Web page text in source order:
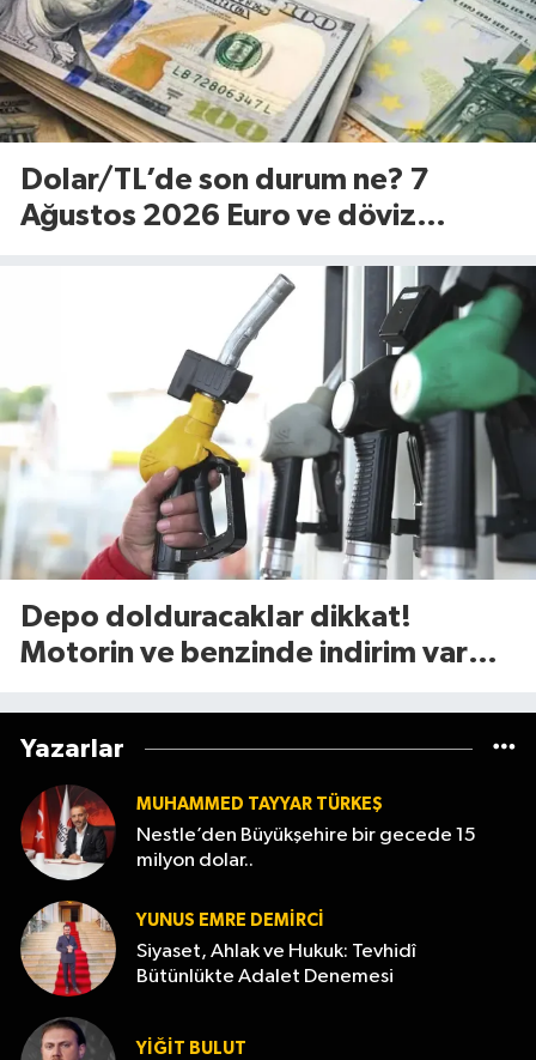
Dolar/TL’de son durum ne? 7
Ağustos 2026 Euro ve döviz
Depo dolduracaklar dikkat!
Motorin ve benzinde indirim var
Yazarlar
MUHAMMED TAYYAR TÜRKEŞ
Nestle’den Büyükşehire bir gecede 15
milyon dolar..
YUNUS EMRE DEMIRCI
Siyaset, Ahlak ve Hukuk: Tevhidî
Bütünlükte Adalet Denemesi
YİĞİT BULUT